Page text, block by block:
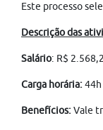
Este processo
Descrição das
Salário: R$
Carga horária:44h
Benefícios:Vale